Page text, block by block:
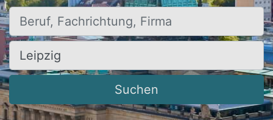
Beruf, Fachrichtung, Firma
Ort, Stadt
Suchen